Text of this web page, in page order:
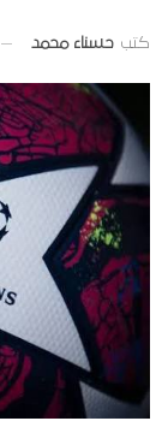
كتب حسناء محمد